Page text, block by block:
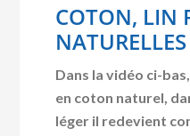
COTON, LIN
NATURELLES
Dans la vidéo ci-
en coton naturel,
léger il redevient